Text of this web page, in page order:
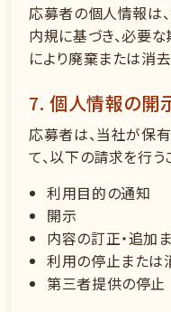
応募者の個人情報は
内規に基づき、必要
により廃棄または消去
7. 個人情報の開
応募者は、当社が保
て、以下の請求を行う
利用目的の通知
開示
内容の訂正・追加
利用の停止または
第三者提供の停止